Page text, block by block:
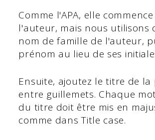
Comme l'APA, elle
l'auteur, mais nous utilisons
nom de famille de l'auteur,
prénom au lieu de ses
Ensuite, ajoutez le titre de la
entre guillemets. Chaque
du titre doit être mis en
comme dans Title case.